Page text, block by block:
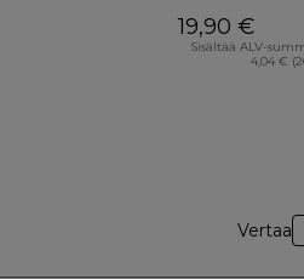
19,90 €
Sisältää ALV-
4,04 €
Vertaa